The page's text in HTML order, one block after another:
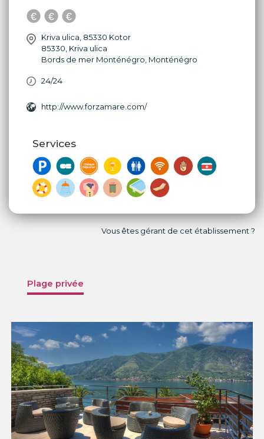
Kriva ulica, 85330 Kotor
85330 Kriva ulica
Bords de mer Monténégro Monténégro
24/24
http://www.forzamare.com/
Services
Vous êtes gérant de cet établissement ?
Plage privée